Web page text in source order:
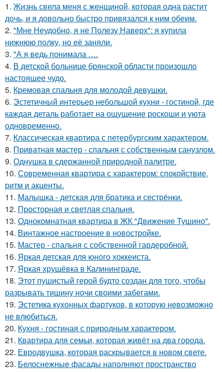
1. Жизнь свела меня с женщиной, которая одна растит
дочь, и я довольно быстро привязался к ним обеим.
2. "Мне Неудобно, я не Полезу Наверх": я купила
нижнюю полку, но её заняли.
3. "А я ведь понимала ….
4. В детской больнице брянской области произошло
настоящее чудо.
5. Кремовая спальня для молодой девушки.
6. Эстетичный интерьер небольшой кухни - гостиной, где
каждая деталь работает на ощущение роскоши и уюта
одновременно.
7. Классическая квартира с петербургским характером.
8. Приватная мастер - спальня с собственным санузлом.
9. Однушка в сдержанной природной палитре.
10. Современная квартира с характером: спокойствие,
ритм и акценты.
11. Малышка - детская для братика и сестрёнки.
12. Просторная и светлая спальня.
13. Однокомнатная квартира в ЖК "Движение Тушино".
14. Винтажное настроение в новостройке.
15. Мастер - спальня с собственной гардеробной.
16. Яркая детская для юного хоккеиста.
17. Яркая хрущёвка в Калининграде.
18. Этот пушистый герой будто создан для того, чтобы
разрывать тишину ночи своими забегами.
19. Эстетика кухонных фартуков, в которую невозможно
не влюбиться.
20. Кухня - гостиная с природным характером.
21. Квартира для семьи, которая живёт на два города.
22. Евродвушка, которая раскрывается в новом свете.
23. Белоснежные фасады наполняют пространство